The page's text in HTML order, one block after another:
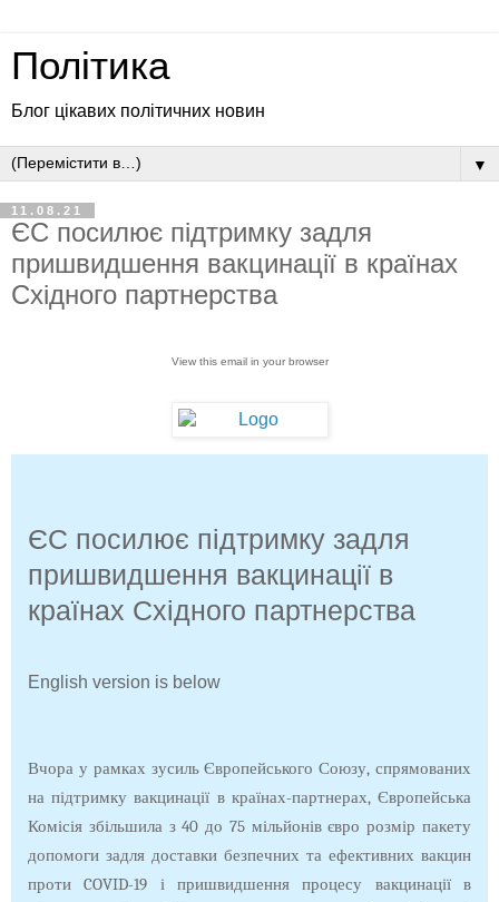
Політика
Блог цікавих політичних новин
▼
11.08.21
ЄС посилює підтримку задля
пришвидшення вакцинації в країнах
Східного партнерства
View this email in your browser
ЄС посилює підтримку задля
пришвидшення вакцинації в
країнах Східного партнерства
English version is below
Вчора у рамках зусиль Європейського Союзу, спрямованих
на підтримку вакцинації в країнах-партнерах, Європейська
Комісія збільшила з 40 до 75 мільйонів євро розмір пакету
допомоги задля доставки безпечних та ефективних вакцин
проти COVID-19 і пришвидшення процесу вакцинації в